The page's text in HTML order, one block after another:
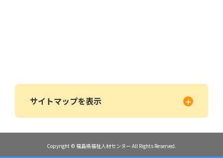
サイトマップを表示
Copyright © 福島県福祉人材センター All Rights Reserved.